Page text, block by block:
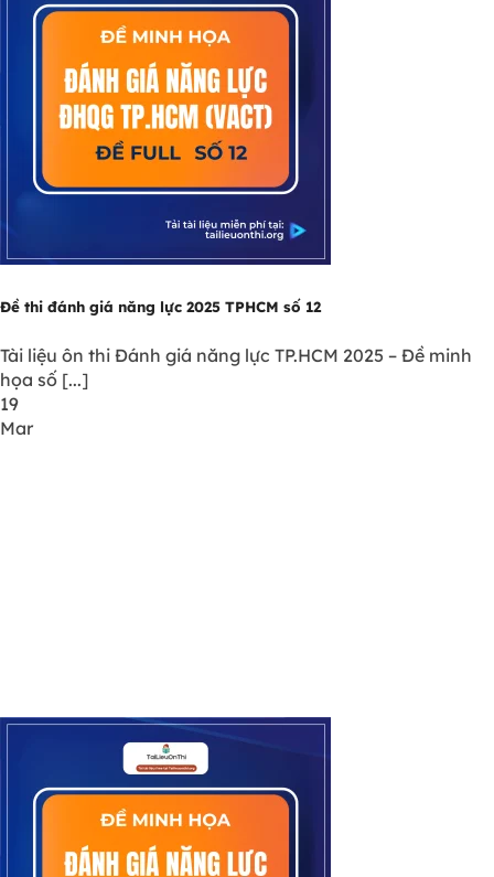
Đề thi đánh giá năng lực 2025 TPHCM số 12
Tài liệu ôn thi Đánh giá năng lực TP.HCM 2025 – Đề minh
họa số [...]
19
Mar